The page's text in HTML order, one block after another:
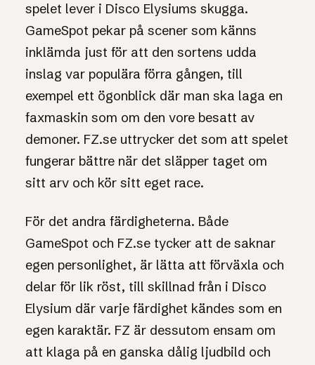
spelet lever i Disco Elysiums skugga.
GameSpot pekar på scener som känns
inklämda just för att den sortens udda
inslag var populära förra gången, till
exempel ett ögonblick där man ska laga en
faxmaskin som om den vore besatt av
demoner. FZ.se uttrycker det som att spelet
fungerar bättre när det släpper taget om
sitt arv och kör sitt eget race.
För det andra färdigheterna. Både
GameSpot och FZ.se tycker att de saknar
egen personlighet, är lätta att förväxla och
delar för lik röst, till skillnad från i Disco
Elysium där varje färdighet kändes som en
egen karaktär. FZ är dessutom ensam om
att klaga på en ganska dålig ljudbild och